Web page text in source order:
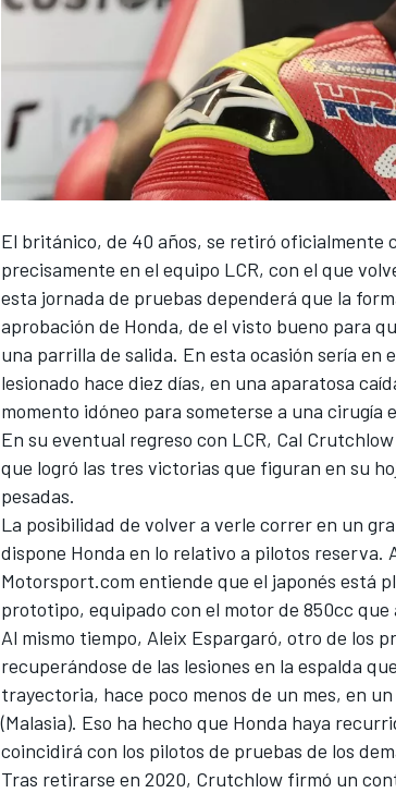
El británico, de 40 años, se retiró oficialmente
precisamente en el equipo LCR, con el que
esta jornada de pruebas dependerá que la
aprobación de Honda, de el visto bueno para
una parrilla de salida. En esta ocasión sería en
lesionado hace diez días, en una aparatosa
momento idóneo para someterse a una cirugía
En su eventual regreso con LCR, Cal Crutchlow
que logró las tres victorias que figuran en su
pesadas.
La posibilidad de volver a verle correr en un
dispone Honda en lo relativo a pilotos reserva.
Motorsport.com entiende que el japonés está
prototipo, equipado con el motor de 850cc
Al mismo tiempo, Aleix Espargaró, otro de los
recuperándose de las lesiones en la espalda
trayectoria, hace poco menos de un mes, en
(Malasia). Eso ha hecho que Honda haya
coincidirá con los pilotos de pruebas de los
Tras retirarse en 2020, Crutchlow firmó un